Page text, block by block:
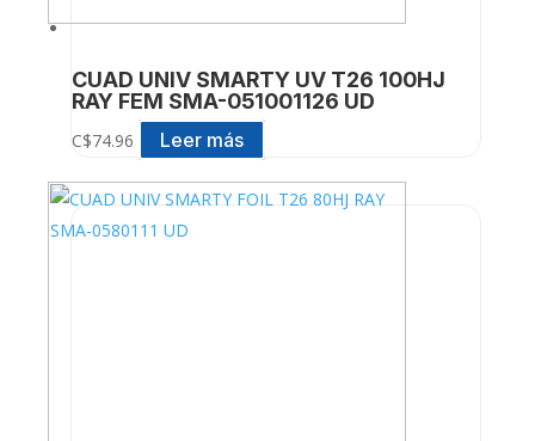
CUAD UNIV SMARTY UV T26 100HJ
RAY FEM SMA-051001126 UD
C$74.96 Leer más